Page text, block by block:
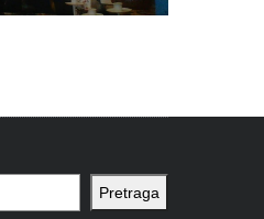
Pretraga